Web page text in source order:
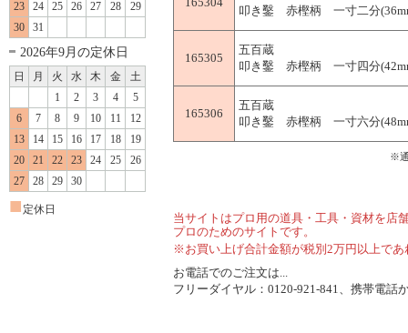
23
24 25 26 27 28
29
30
31
2026年9月の定休日
日 月 火 水 木 金
土
1
2 3 4
5
6
7 8 9 10 11
12
13
14 15 16 17 18
19
20
21 22 23 24 25
26
27
28 29 30
■ 定休日
叩き鑿 赤樫柄 一寸二分
165305
五百蔵
叩き鑿 赤樫柄 一寸四分
165306
五百蔵
叩き鑿 赤樫柄 一寸六分
※
当サイトはプロ用の道具・工具・資材を店
プロのためのサイトです。
※お買い上げ合計金額が税別2万円以上で
お電話でのご注文は...
フリーダイヤル：0120-921-841、携帯電